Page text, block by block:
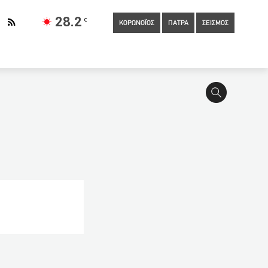
28.2 C
ΚΟΡΩΝΟΪΟΣ ΠΑΤΡΑ ΣΕΙΣΜΟΣ
Συνεχίζουμε τα έργα που δίνουν ανάσα στους πατρινούς –